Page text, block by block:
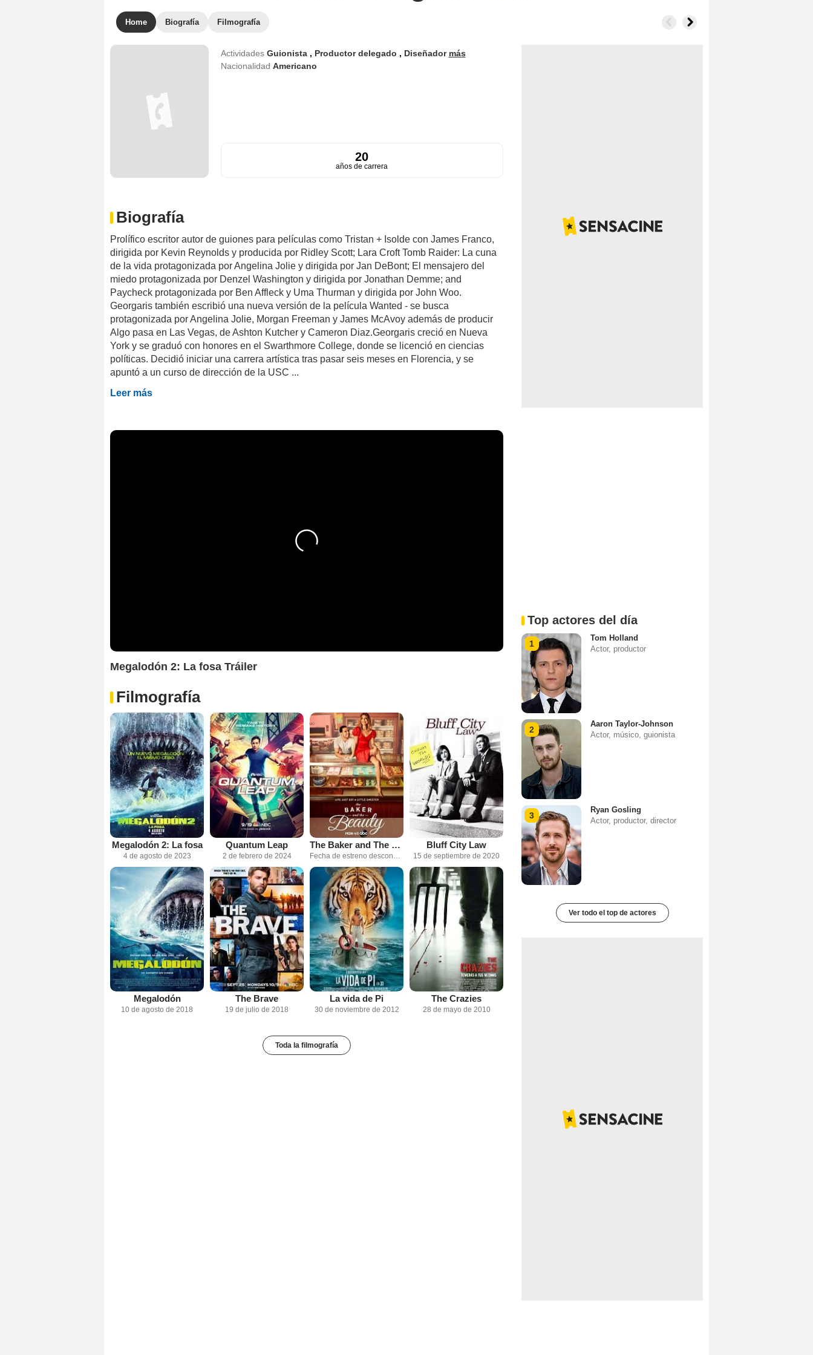
Home Biografía Filmografía
Actividades Guionista , Productor delegado , Diseñador más
Nacionalidad Americano
20
años de carrera
Biografía
Prolífico escritor autor de guiones para películas como Tristan + Isolde con James Franco,
dirigida por Kevin Reynolds y producida por Ridley Scott; Lara Croft Tomb Raider: La cuna
de la vida protagonizada por Angelina Jolie y dirigida por Jan DeBont; El mensajero del
miedo protagonizada por Denzel Washington y dirigida por Jonathan Demme; and
Paycheck protagonizada por Ben Affleck y Uma Thurman y dirigida por John Woo.
Georgaris también escribió una nueva versión de la película Wanted - se busca
protagonizada por Angelina Jolie, Morgan Freeman y James McAvoy además de producir
Algo pasa en Las Vegas, de Ashton Kutcher y Cameron Diaz.Georgaris creció en Nueva
York y se graduó con honores en el Swarthmore College, donde se licenció en ciencias
políticas. Decidió iniciar una carrera artística tras pasar seis meses en Florencia, y se
apuntó a un curso de dirección de la USC ...
Leer más
Megalodón 2: La fosa Tráiler
Filmografía
Megalodón 2: La fosa
4 de agosto de 2023
Quantum Leap
2 de febrero de 2024
The Baker and The Beauty (2020) Bluff City Law
15 de septiembre de 2020
Megalodón
10 de agosto de 2018
The Brave
19 de julio de 2018
La vida de Pi
30 de noviembre de 2012
The Crazies
28 de mayo de 2010
Toda la filmografía
Top actores del día
1
Tom Holland
Actor, productor
2
Aaron Taylor-Johnson
Actor, músico, guionista
3
Ryan Gosling
Actor, productor, director
Ver todo el top de actores